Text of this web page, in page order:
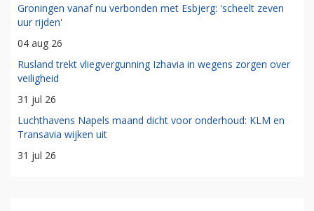
Groningen vanaf nu verbonden met Esbjerg: 'scheelt zeven
uur rijden'
04 aug 26
Rusland trekt vliegvergunning Izhavia in wegens zorgen over
veiligheid
31 jul 26
Luchthavens Napels maand dicht voor onderhoud: KLM en
Transavia wijken uit
31 jul 26